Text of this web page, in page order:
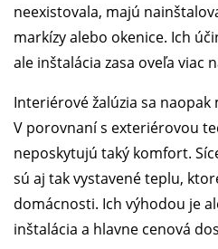
neexistovala, majú
markízy alebo okenice. Ich
ale inštalácia zasa oveľa viac
Interiérové žalúzia sa
V porovnaní s exteriérovou
neposkytujú taký komfort.
sú aj tak vystavené teplu,
domácnosti. Ich výhodou je
inštalácia a hlavne cenová